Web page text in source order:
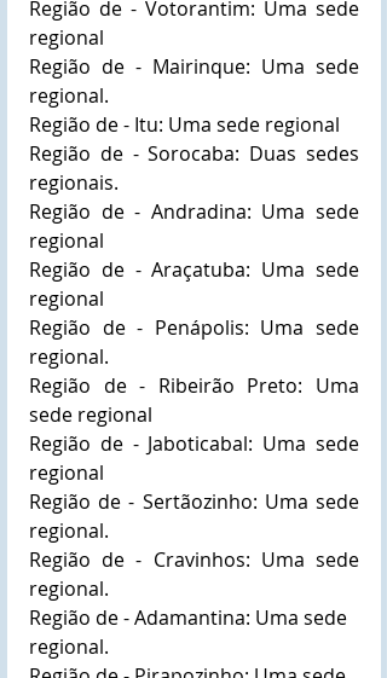
Região de - Votorantim: Uma sede
regional
Região de - Mairinque: Uma sede
regional.
Região de - Itu: Uma sede regional
Região de - Sorocaba: Duas sedes
regionais.
Região de - Andradina: Uma sede
regional
Região de - Araçatuba: Uma sede
regional
Região de - Penápolis: Uma sede
regional.
Região de - Ribeirão Preto: Uma
sede regional
Região de - Jaboticabal: Uma sede
regional
Região de - Sertãozinho: Uma sede
regional.
Região de - Cravinhos: Uma sede
regional.
Região de - Adamantina: Uma sede
regional.